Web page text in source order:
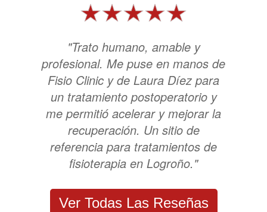
"Trato humano, amable y
profesional. Me puse en manos de
Fisio Clinic y de Laura Díez para
un tratamiento postoperatorio y
me permitió acelerar y mejorar la
recuperación. Un sitio de
referencia para tratamientos de
fisioterapia en Logroño."
Ver Todas Las Reseñas